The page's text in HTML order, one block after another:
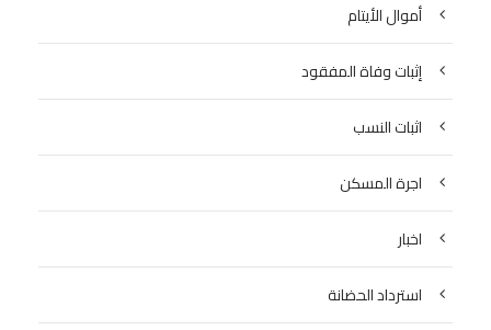
أموال الأيتام
إثبات وفاة المفقود
اثبات النسب
اجرة المسكن
اخبار
استرداد الحضانة